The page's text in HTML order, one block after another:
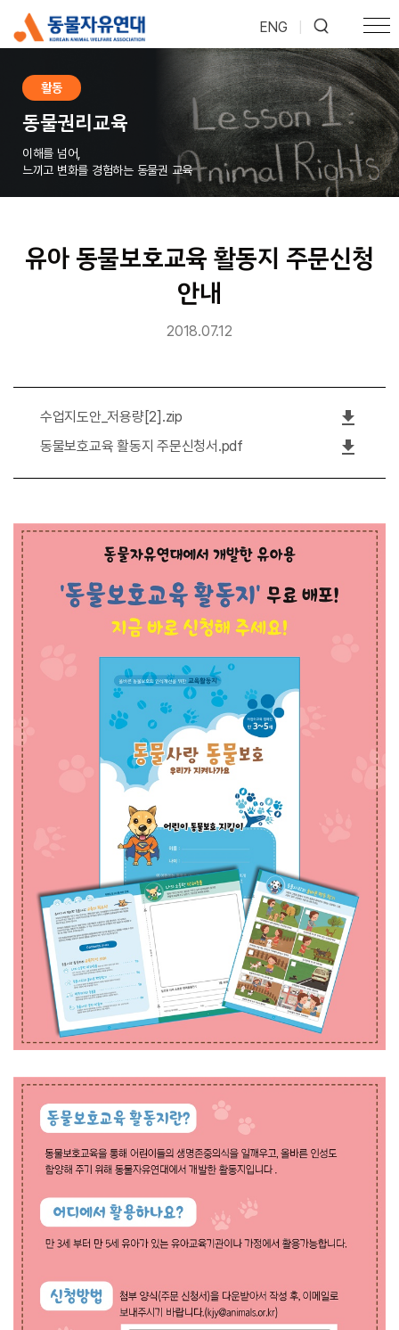
ENG
활동
동물권리교육
이해를 넘어,
느끼고 변화를 경험하는 동물권 교육
유아 동물보호교육 활동지 주문신청
안내
2018.07.12
수업지도안_저용량[2].zip file_download
동물보호교육 활동지 주문신청서.pdf file_download